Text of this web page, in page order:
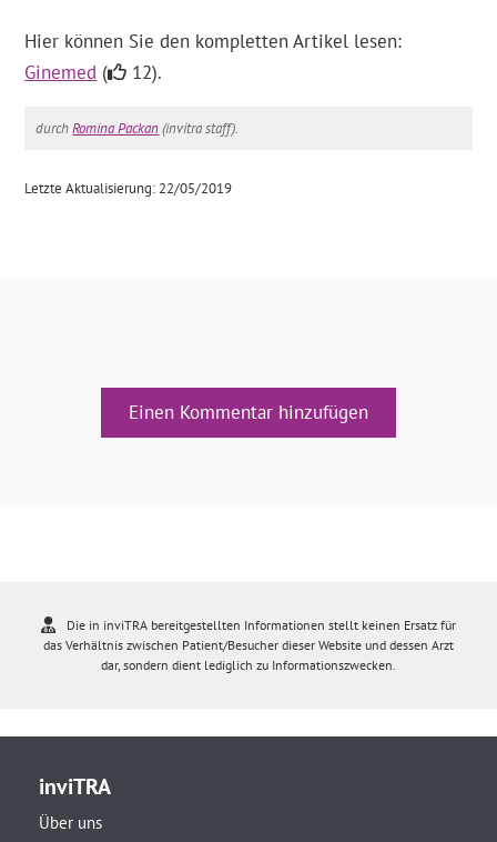
Hier können Sie den kompletten Artikel lesen:
Ginemed ( 12).
durchRomina Packan(invitra staff).
Letzte Aktualisierung: 22/05/2019
Einen Kommentar hinzufügen
Die in inviTRA bereitgestellten Informationen stellt keinen Ersatz für
das Verhältnis zwischen Patient/Besucher dieser Website und dessen Arzt
dar, sondern dient lediglich zu Informationszwecken.
inviTRA
Über uns